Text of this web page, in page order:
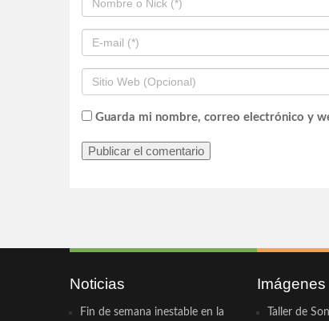
Guarda mi nombre, correo electrónico y
Noticias
Fin de semana inestable en la
Imágenes
Taller de